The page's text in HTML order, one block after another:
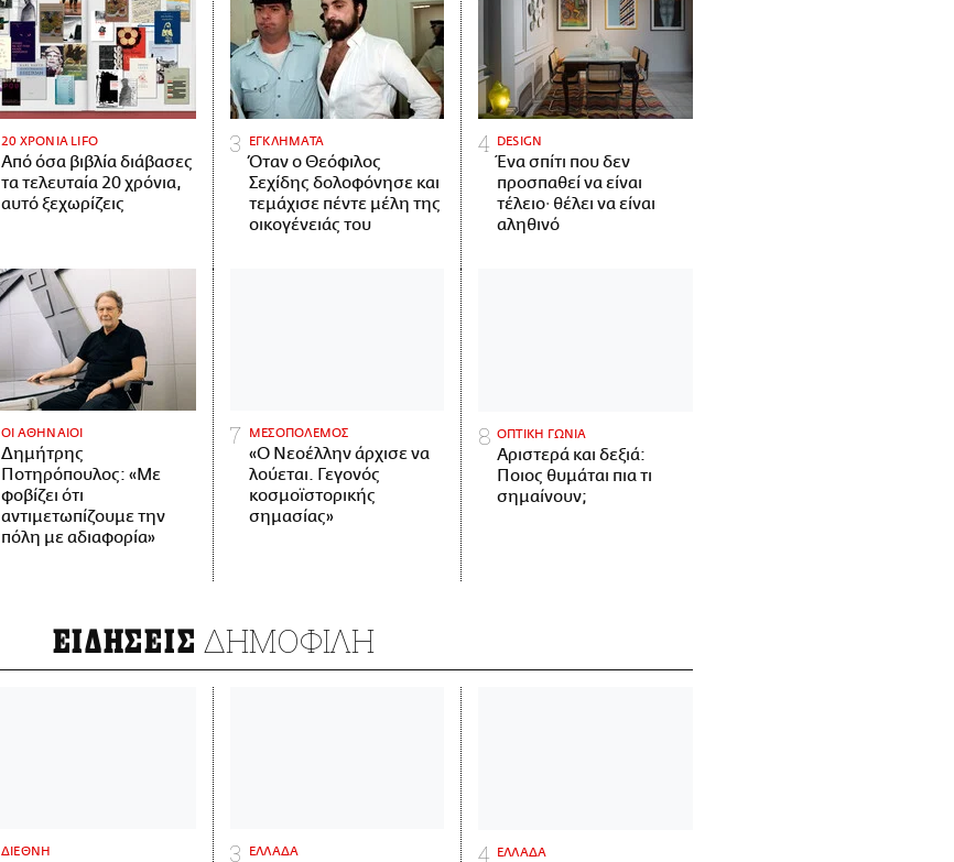
20 ΧΡΟΝΙΑ LIFO
Από όσα βιβλία διάβασες
τα τελευταία 20 χρόνια,
αυτό ξεχωρίζεις
ΕΓΚΛΗΜΑΤΑ
Όταν ο Θεόφιλος
Σεχίδης δολοφόνησε και
τεμάχισε πέντε μέλη της
οικογένειάς του
DESIGN
Ένα σπίτι που δεν
προσπαθεί να είναι
τέλειο· θέλει να είναι
αληθινό
ΟΙ ΑΘΗΝΑΙΟΙ
Δημήτρης
Ποτηρόπουλος: «Με
φοβίζει ότι
αντιμετωπίζουμε την
πόλη με αδιαφορία»
ΜΕΣΟΠΟΛΕΜΟΣ
«Ο Νεοέλλην άρχισε να
λούεται. Γεγονός
κοσμοϊστορικής
σημασίας»
ΟΠΤΙΚΗ ΓΩΝΙΑ
Αριστερά και δεξιά:
Ποιος θυμάται πια τι
σημαίνουν;
ΕΙΔΗΣΕΙΣ ΔΗΜΟΦΙΛΗ
ΔΙΕΘΝΗ ΕΛΛΑΔΑ ΕΛΛΑΔΑ